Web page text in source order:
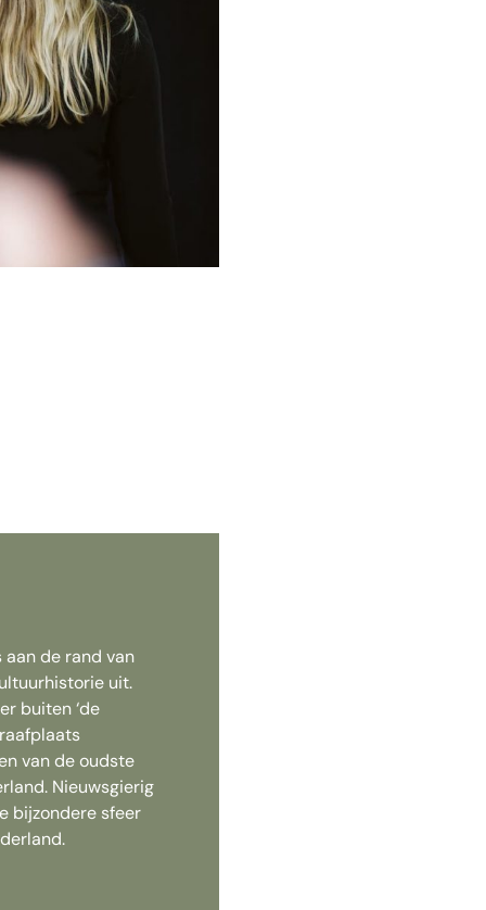
de rand van
uit.
buiten ‘de
van de oudste
Nieuwsgierig
bijzondere sfeer